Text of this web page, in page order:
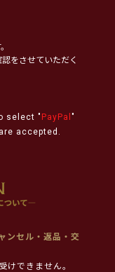
をさせていただく
select " PayPal "
accepted.
ンセル・返品・交
けできません。